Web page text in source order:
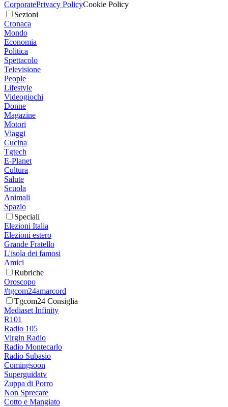
CorporatePrivacy PolicyCookie Policy
Sezioni
Cronaca
Mondo
Economia
Politica
Spettacolo
Televisione
People
Lifestyle
Videogiochi
Donne
Magazine
Motori
Viaggi
Cucina
Tgtech
E-Planet
Cultura
Salute
Scuola
Animali
Spazio
Speciali
Elezioni Italia
Elezioni estero
Grande Fratello
L'isola dei famosi
Amici
Rubriche
Oroscopo
#tgcom24amarcord
Tgcom24 Consiglia
Mediaset Infinity
R101
Radio 105
Virgin Radio
Radio Montecarlo
Radio Subasio
Comingsoon
Superguidatv
Zuppa di Porro
Non Sprecare
Cotto e Mangiato